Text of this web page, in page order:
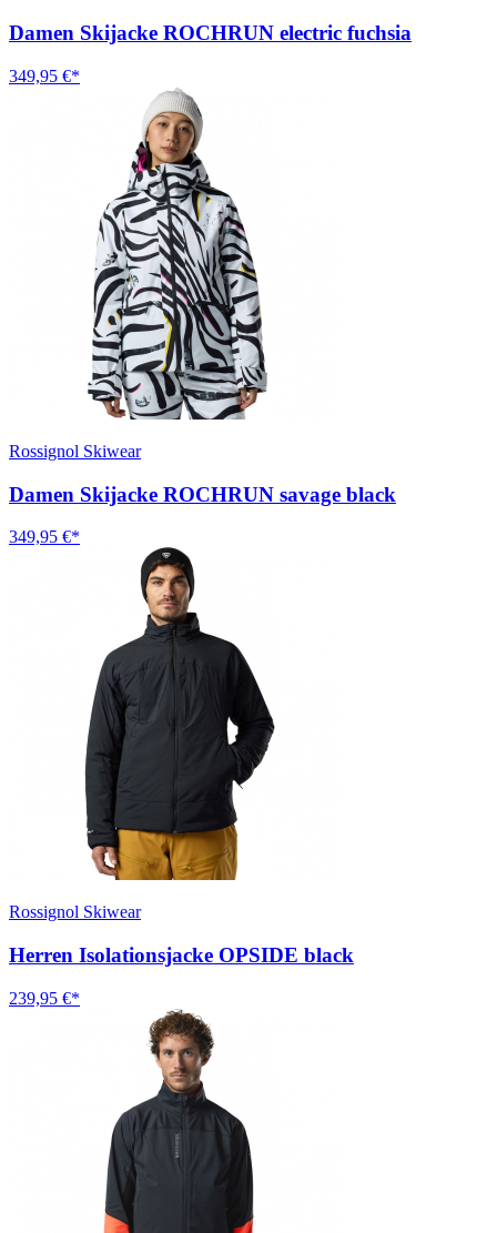
Damen Skijacke ROCHRUN electric fuchsia
349,95 €*
Rossignol Skiwear
Damen Skijacke ROCHRUN savage black
349,95 €*
Rossignol Skiwear
Herren Isolationsjacke OPSIDE black
239,95 €*